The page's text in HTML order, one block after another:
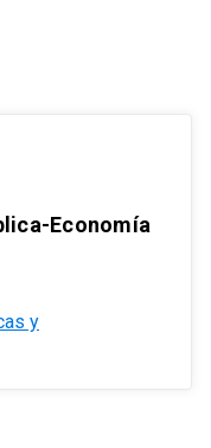
Economía
y